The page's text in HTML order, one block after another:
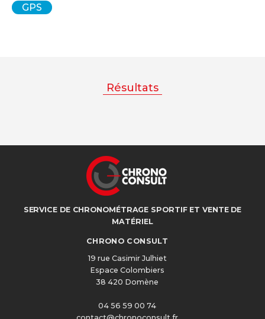
GPS
Résultats
SERVICE DE CHRONOMÉTRAGE SPORTIF ET VENTE DE
MATÉRIEL
CHRONO CONSULT
19 rue Casimir Julhiet
Espace Colombiers
38 420 Domène
04 56 59 00 74